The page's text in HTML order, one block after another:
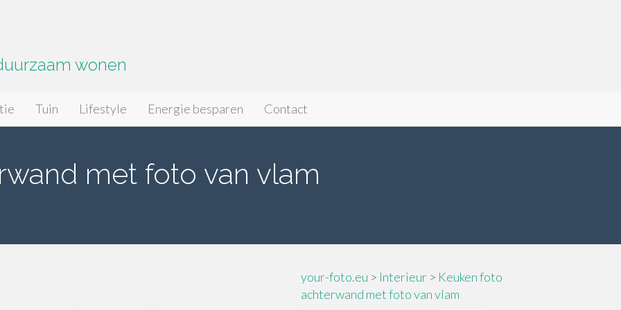
wonen
Tuin Lifestyle Energie besparen Contact
met foto van vlam
your-foto.eu > Interieur > Keuken foto
achterwand met foto van vlam